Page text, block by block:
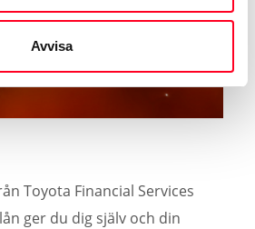
Avvisa
Toyota Financial Services
ger du dig själv och din